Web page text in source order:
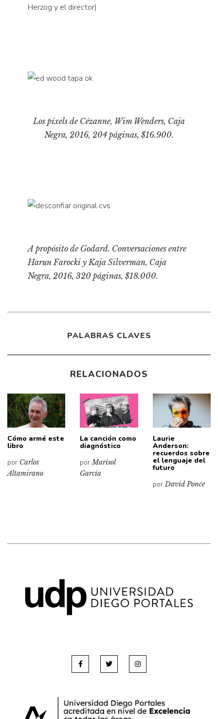
Herzog y el director)
Los píxels de Cézanne, Wim Wenders, Caja
Negra, 2016, 204 páginas, $16.900.
A propósito de Godard. Conversaciones entre
Harun Farocki y Kaja Silverman, Caja
Negra, 2016, 320 páginas, $18.000.
PALABRAS CLAVES
RELACIONADOS
Cómo armé este
libro
por Carlos
Altamirano
La canción como
diagnóstico
porMarisol
García
Laurie
Anderson:
recuerdos sobre
el lenguaje del
futuro
porDavid Ponce